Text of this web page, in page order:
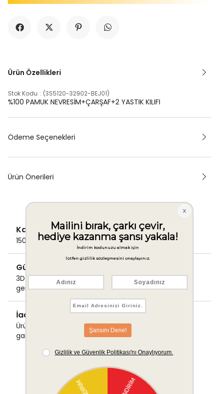
Ürün Özellikleri
Stok Kodu (3S5120-32902-BEJ01)
%100 PAMUK NEVRESİM+ÇARŞAF+2 YASTIK KILIFI
Ödeme Seçenekleri
Ürün Önerileri
Kargo Ücretsiz
1500 TL ve üzeri alışverişlerde Kargo bedava!
Güvenli Ödeme
3D Secure ile güvenli ödemenizi
gerçekleştirin.
İade & Değişim Garantisi
Ürünlerinizde sorunsuz iade ve değişim
garantisi.